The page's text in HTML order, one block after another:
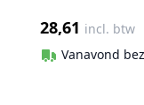
28,61 incl. btw
Vanavond